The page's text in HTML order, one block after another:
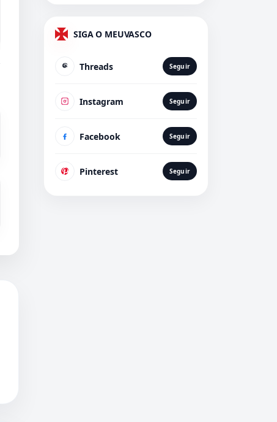
SIGA O MEUVASCO
Threads Seguir
Instagram Seguir
Facebook Seguir
Pinterest Seguir